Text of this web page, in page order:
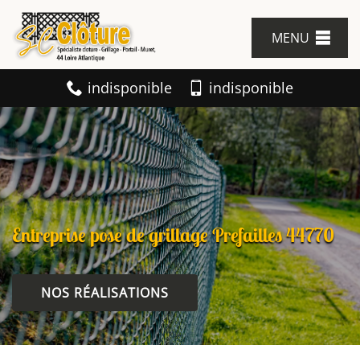
MENU
indisponible indisponible
Entreprise pose de grillage Prefailles 44770
NOS RÉALISATIONS